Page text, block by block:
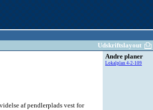
Udskriftslayout
af pendlerplads vest for
Andre planer
Lokalplan 4-2-109